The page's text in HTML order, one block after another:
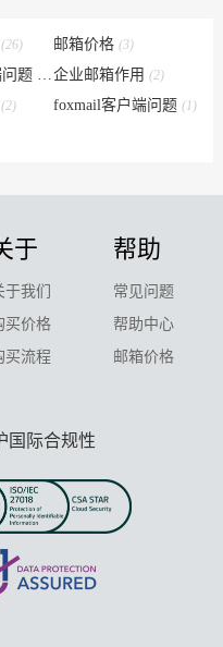
(26) 邮箱价格(3)
企业邮箱作用(2)
(2) foxmail客户端问题(1)
于
于我们
买价格
买流程
帮助
常见问题
帮助中心
邮箱价格
国际合规性